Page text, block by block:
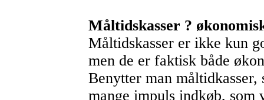
Måltidskasser ?
Måltidskasser er ikke kun
men de er faktisk både
Benytter man måltidkasser,
mange impuls indkøb,